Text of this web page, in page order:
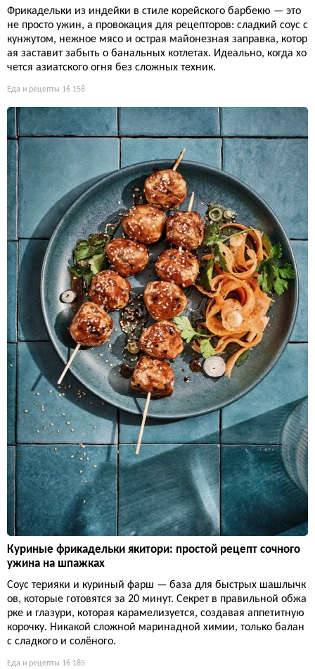
Фрикадельки из индейки в стиле корейского барбекю — это
не просто ужин, а провокация для рецепторов: сладкий соус с
кунжутом, нежное мясо и острая майонезная заправка, котор
ая заставит забыть о банальных котлетах. Идеально, когда хо
чется азиатского огня без сложных техник.
Еда и рецепты 16 158
Куриные фрикадельки якитори: простой рецепт сочного
ужина на шпажках
Соус терияки и куриный фарш — база для быстрых шашлычк
ов, которые готовятся за 20 минут. Секрет в правильной обжа
рке и глазури, которая карамелизуется, создавая аппетитную
корочку. Никакой сложной маринадной химии, только балан
с сладкого и солёного.
Еда и рецепты 16 185